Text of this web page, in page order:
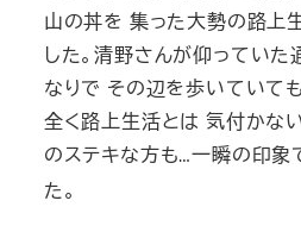
山の丼を 集った大勢の路上
した。清野さんが仰ってい
なりで その辺を歩いていて
全く路上生活とは 気付かな
のステキな方も…一瞬の印象
た。